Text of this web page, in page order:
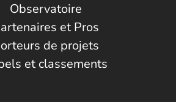
Observatoire
et Pros
de projets
et classements